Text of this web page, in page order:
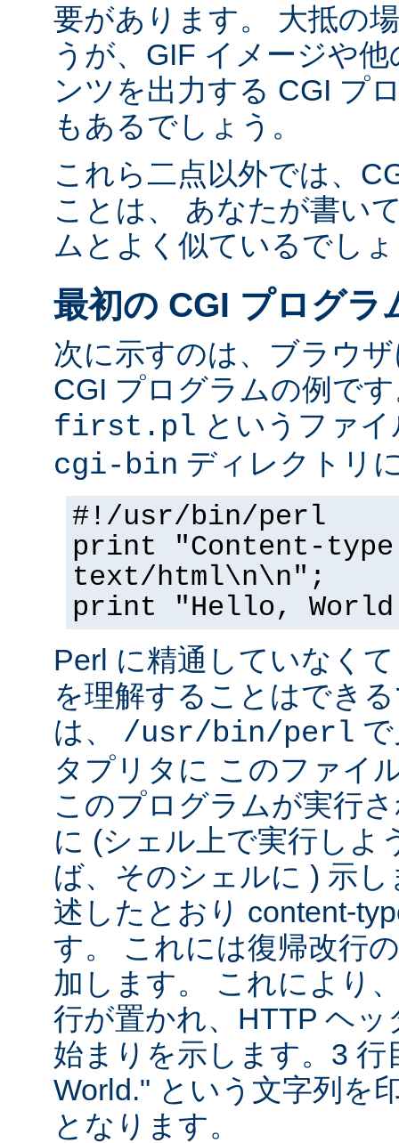
要があります。 大抵の
うが、GIF イメージや
ンツを出力する CGI プ
もあるでしょう。
これら二点以外では、
ことは、 あなたが書い
ムとよく似ているでし
最初の CGI プログラ
次に示すのは、ブラウ
CGI プログラムの例で
first.pl というファ
cgi-bin ディレクトリ
#!/usr/bin/perl
print "Content-
text/html\n\n";
print "Hello,
Perl に精通していなく
を理解することはでき
は、 /usr/bin/perl
タプリタに このファイ
このプログラムが実行
に (シェル上で実行しよ
ば、そのシェルに ) 示
述したとおり content-
す。 これには復帰改行
加します。 これにより
行が置かれ、HTTP ヘ
始まりを示します。3 行
World." という文字列を
となります。